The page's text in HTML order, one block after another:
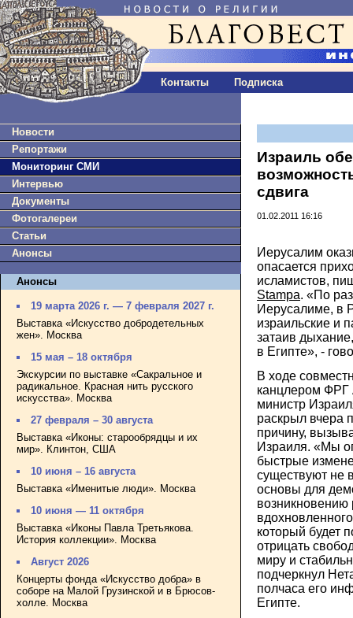
Контакты Подписка
Новости
Репортажи
Мониторинг СМИ
Интервью
Документы
Фотогалереи
Статьи
Анонсы
Анонсы
19 марта 2026 г. — 7 февраля 2027 г.
Выставка «Искусство добродетельных
жен». Москва
15 мая – 18 октября
Экскурсии по выставке «Сакральное и
радикальное. Красная нить русского
искусства». Москва
27 февраля – 30 августа
Выставка «Иконы: старообрядцы и их
мир». Клинтон, США
10 июня – 16 августа
Выставка «Именитые люди». Москва
10 июня — 11 октября
Выставка «Иконы Павла Третьякова.
История коллекции». Москва
Август 2026
Концерты фонда «Искусство добра» в
соборе на Малой Грузинской и в Брюсов-
холле. Москва
Израиль
сдвига
01.02.2011 16:16
Иерусалим
опасается
исламистов,
Stampa. «По
Иерусалиме, в
израильские и
затаив
в Египте», -
В ходе
канцлером ФРГ
министр
раскрыл вчера
причину,
Израиля. «Мы
быстрые
существуют не
основы для
возникновению
который будет
отрицать
миру и
подчеркнул
полчаса его
Египте.